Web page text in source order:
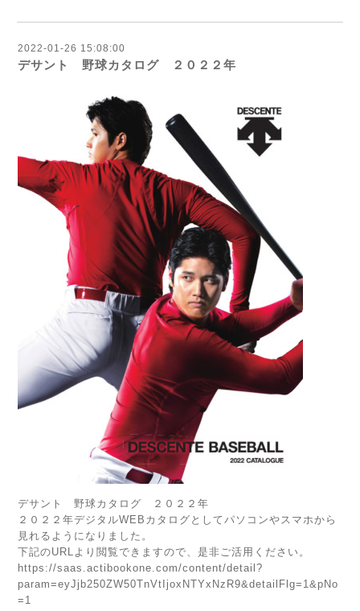
2022-01-26 15:08:00
デサント 野球カタログ ２０２２年
デサント 野球カタログ ２０２２年
２０２２年デジタルWEBカタログとしてパソコンやスマホから
見れるようになりました。
下記のURLより閲覧できますので、是非ご活用ください。
https://saas.actibookone.com/content/detail?
param=eyJjb250ZW50TnVtIjoxNTYxNzR9&detailFlg=1&pNo
=1